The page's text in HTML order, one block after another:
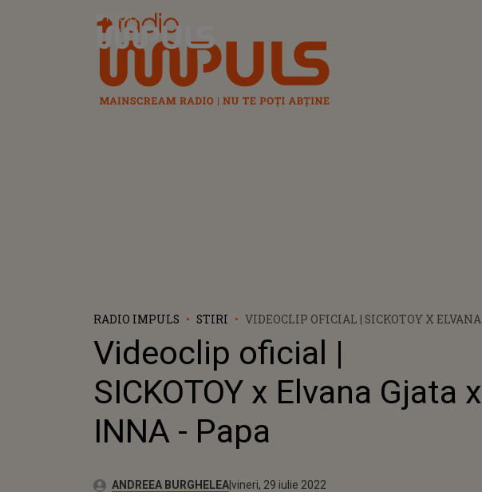
Radio Impuls
RADIO IMPULS STIRI
VIDEOCLIP OFICIAL | SICKOTOY X ELVANA
Videoclip oficial |
SICKOTOY x Elvana Gjata x
INNA - Papa
Autor:ANDREEA BURGHELEAPublicat:
vineri, 23 iulie 2021
Actualizat:
vineri, 29 iulie 2022